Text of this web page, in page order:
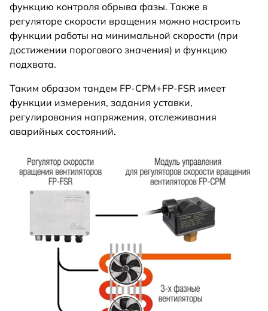
функцию контроля обрыва фазы. Также в
регуляторе скорости вращения можно настроить
функции работы на минимальной скорости (при
достижении порогового значения) и функцию
подхвата.
Таким образом тандем FP-CPM+FP-FSR имеет
функции измерения, задания уставки,
регулирования напряжения, отслеживания
аварийных состояний.